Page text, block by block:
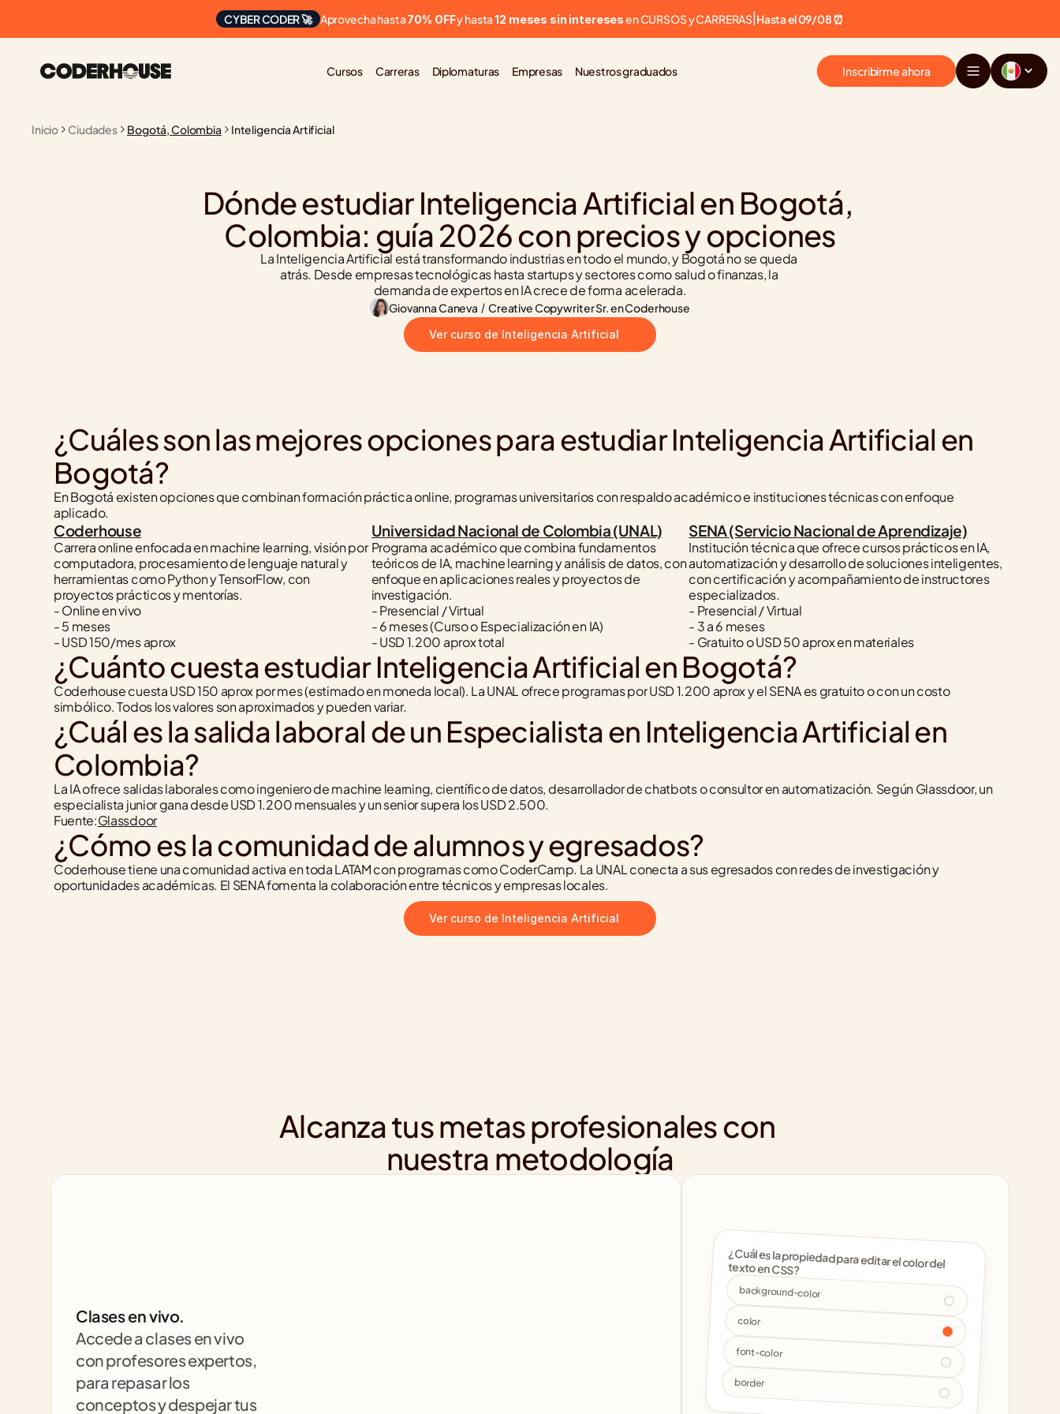
CYBER CODER 🚀 Aprovecha hasta 70% OFF y hasta 12 meses sin intereses en CURSOS y CARRERAS Hasta el 09/08 ⏰
Cursos Carreras Diplomaturas Empresas Nuestros graduados Inscribirme ahora
Inicio Ciudades Bogotá, Colombia Inteligencia Artificial
Dónde estudiar Inteligencia Artificial en Bogotá,
Colombia: guía 2026 con precios y opciones
La Inteligencia Artificial está transformando industrias en todo el mundo, y Bogotá no se queda
atrás. Desde empresas tecnológicas hasta startups y sectores como salud o finanzas, la
demanda de expertos en IA crece de forma acelerada.
Giovanna Caneva / Creative Copywriter Sr. en Coderhouse
Ver curso de Inteligencia Artificial
¿Cuáles son las mejores opciones para estudiar Inteligencia Artificial en
Bogotá?
En Bogotá existen opciones que combinan formación práctica online, programas universitarios con respaldo académico e instituciones técnicas con enfoque
aplicado.
Coderhouse
Carrera online enfocada en machine learning, visión por
computadora, procesamiento de lenguaje natural y
herramientas como Python y TensorFlow, con
proyectos prácticos y mentorías.
- Online en vivo
- 5 meses
- USD 150/mes aprox
Universidad Nacional de Colombia (UNAL)
Programa académico que combina fundamentos
teóricos de IA, machine learning y análisis de datos, con
enfoque en aplicaciones reales y proyectos de
investigación.
- Presencial / Virtual
- 6 meses (Curso o Especialización en IA)
- USD 1.200 aprox total
SENA (Servicio Nacional de Aprendizaje)
Institución técnica que ofrece cursos prácticos en IA,
automatización y desarrollo de soluciones inteligentes,
con certificación y acompañamiento de instructores
especializados.
- Presencial / Virtual
- 3 a 6 meses
- Gratuito o USD 50 aprox en materiales
¿Cuánto cuesta estudiar Inteligencia Artificial en Bogotá?
Coderhouse cuesta USD 150 aprox por mes (estimado en moneda local). La UNAL ofrece programas por USD 1.200 aprox y el SENA es gratuito o con un costo
simbólico. Todos los valores son aproximados y pueden variar.
¿Cuál es la salida laboral de un Especialista en Inteligencia Artificial en
Colombia?
La IA ofrece salidas laborales como ingeniero de machine learning, científico de datos, desarrollador de chatbots o consultor en automatización. Según Glassdoor, un
especialista junior gana desde USD 1.200 mensuales y un senior supera los USD 2.500.
Fuente:Glassdoor
¿Cómo es la comunidad de alumnos y egresados?
Coderhouse tiene una comunidad activa en toda LATAM con programas como CoderCamp. La UNAL conecta a sus egresados con redes de investigación y
oportunidades académicas. El SENA fomenta la colaboración entre técnicos y empresas locales.
Ver curso de Inteligencia Artificial
Alcanza tus metas profesionales con
nuestra metodología
Clases en vivo.
Accede a clases en vivo
con profesores expertos,
para repasar los
conceptos y despejar tus
texto en CSS?
background-color
color
font-color
border